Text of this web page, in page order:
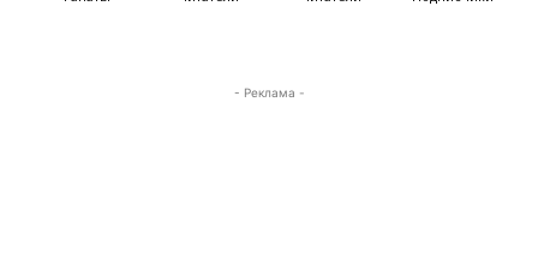
- Реклама -